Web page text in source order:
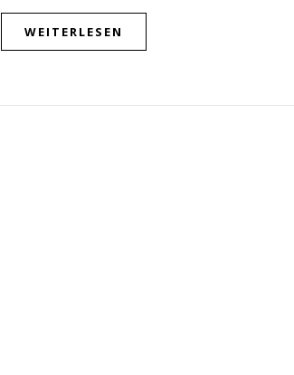
WEITERLESEN